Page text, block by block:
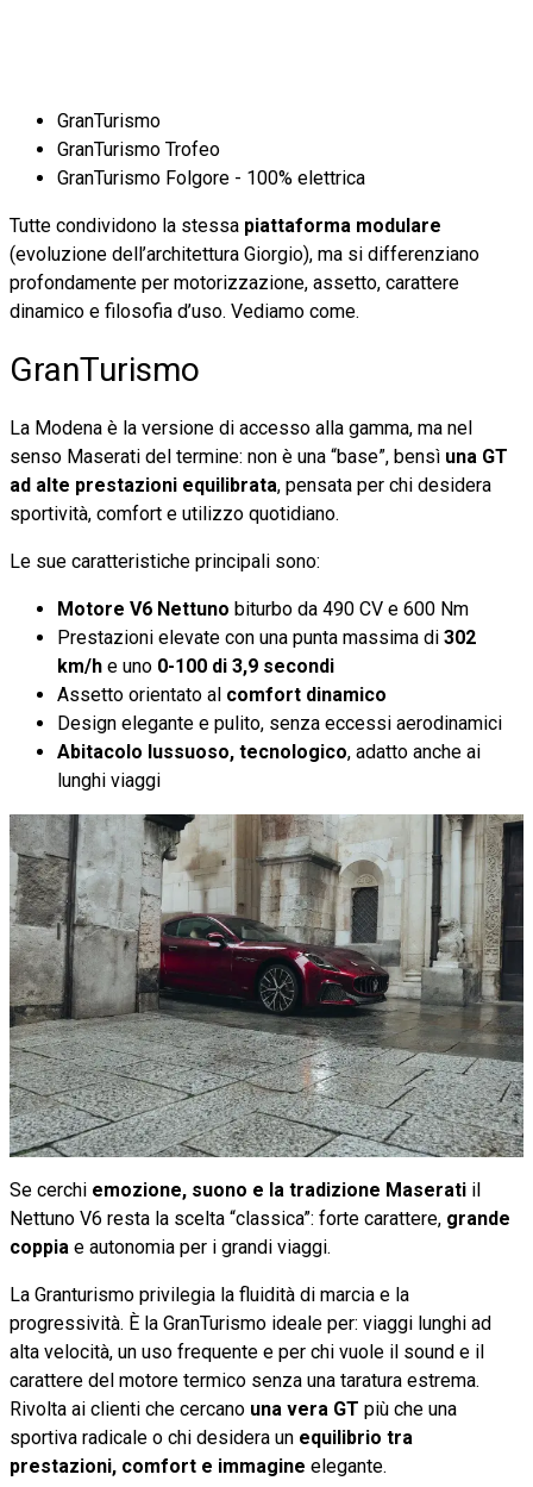
GranTurismo
GranTurismo Trofeo
GranTurismo Folgore - 100% elettrica
Tutte condividono la stessa piattaforma modulare
(evoluzione dell’architettura Giorgio), ma si differenziano
profondamente per motorizzazione, assetto, carattere
dinamico e filosofia d’uso. Vediamo come.
GranTurismo
La Modena è la versione di accesso alla gamma, ma nel
senso Maserati del termine: non è una “base”, bensì una GT
ad alte prestazioni equilibrata, pensata per chi desidera
sportività, comfort e utilizzo quotidiano.
Le sue caratteristiche principali sono:
Motore V6 Nettuno biturbo da 490 CV e 600 Nm
Prestazioni elevate con una punta massima di 302
km/h e uno 0-100 di 3,9 secondi
Assetto orientato al comfort dinamico
Design elegante e pulito, senza eccessi aerodinamici
Abitacolo lussuoso, tecnologico, adatto anche ai
lunghi viaggi
Se cerchi emozione, suono e la tradizione Maserati il
Nettuno V6 resta la scelta “classica”: forte carattere, grande
coppia e autonomia per i grandi viaggi.
La Granturismo privilegia la fluidità di marcia e la
progressività. È la GranTurismo ideale per: viaggi lunghi ad
alta velocità, un uso frequente e per chi vuole il sound e il
carattere del motore termico senza una taratura estrema.
Rivolta ai clienti che cercano una vera GT più che una
sportiva radicale o chi desidera un equilibrio tra
prestazioni, comfort e immagine elegante.